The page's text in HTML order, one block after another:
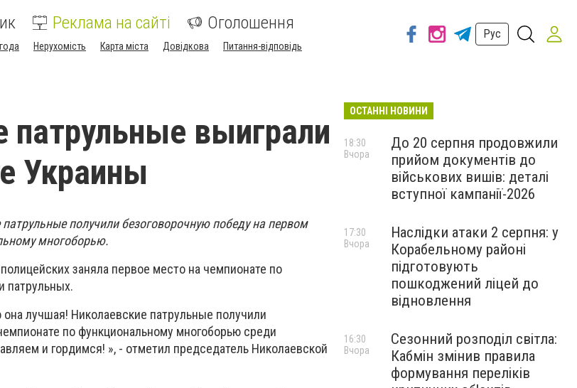
Реклама на сайті Оголошення
Нерухомість Карта міста Довідкова Питання-відповідь
Рус
патрульные выиграли
Украины
получили безоговорочную победу на первом
многоборью.
заняла первое место на чемпионате по
патрульных.
лучшая! Николаевские патрульные получили
по функциональному многоборью среди
и гордимся! », - отметил председатель Николаевской
ОСТАННІ НОВИНИ
До 20 серпня продовжили
прийом документів до
військових вишів: деталі
вступної кампанії-2026
18:30
Вчора
Наслідки атаки 2 серпня: у
Корабельному районі
підготовують
пошкоджений ліцей до
відновлення
17:30
Вчора
Сезонний розподіл світла:
Кабмін змінив правила
формування переліків
16:30
Вчора